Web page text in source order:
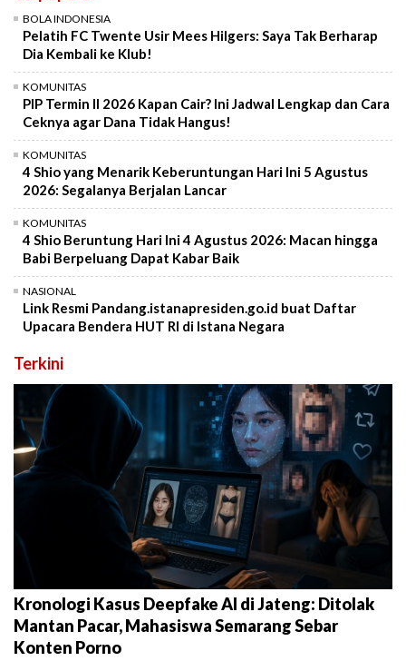
BOLA INDONESIA
Pelatih FC Twente Usir Mees Hilgers: Saya Tak Berharap
Dia Kembali ke Klub!
KOMUNITAS
PIP Termin II 2026 Kapan Cair? Ini Jadwal Lengkap dan Cara
Ceknya agar Dana Tidak Hangus!
KOMUNITAS
4 Shio yang Menarik Keberuntungan Hari Ini 5 Agustus
2026: Segalanya Berjalan Lancar
KOMUNITAS
4 Shio Beruntung Hari Ini 4 Agustus 2026: Macan hingga
Babi Berpeluang Dapat Kabar Baik
NASIONAL
Link Resmi Pandang.istanapresiden.go.id buat Daftar
Upacara Bendera HUT RI di Istana Negara
Terkini
Kronologi Kasus Deepfake AI di Jateng: Ditolak
Mantan Pacar, Mahasiswa Semarang Sebar
Konten Porno